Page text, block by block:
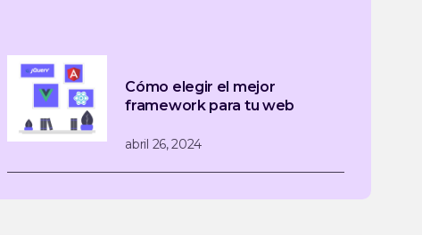
Cómo elegir el mejor
framework para tu web
abril 26, 2024